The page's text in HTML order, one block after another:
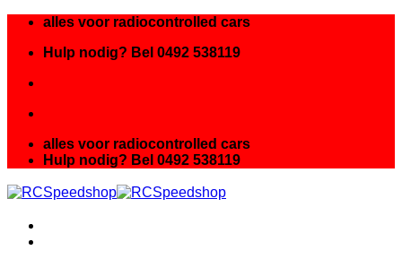
inhoud
alles voor radiocontrolled cars
Hulp nodig? Bel 0492 538119
alles voor radiocontrolled cars
Hulp nodig? Bel 0492 538119